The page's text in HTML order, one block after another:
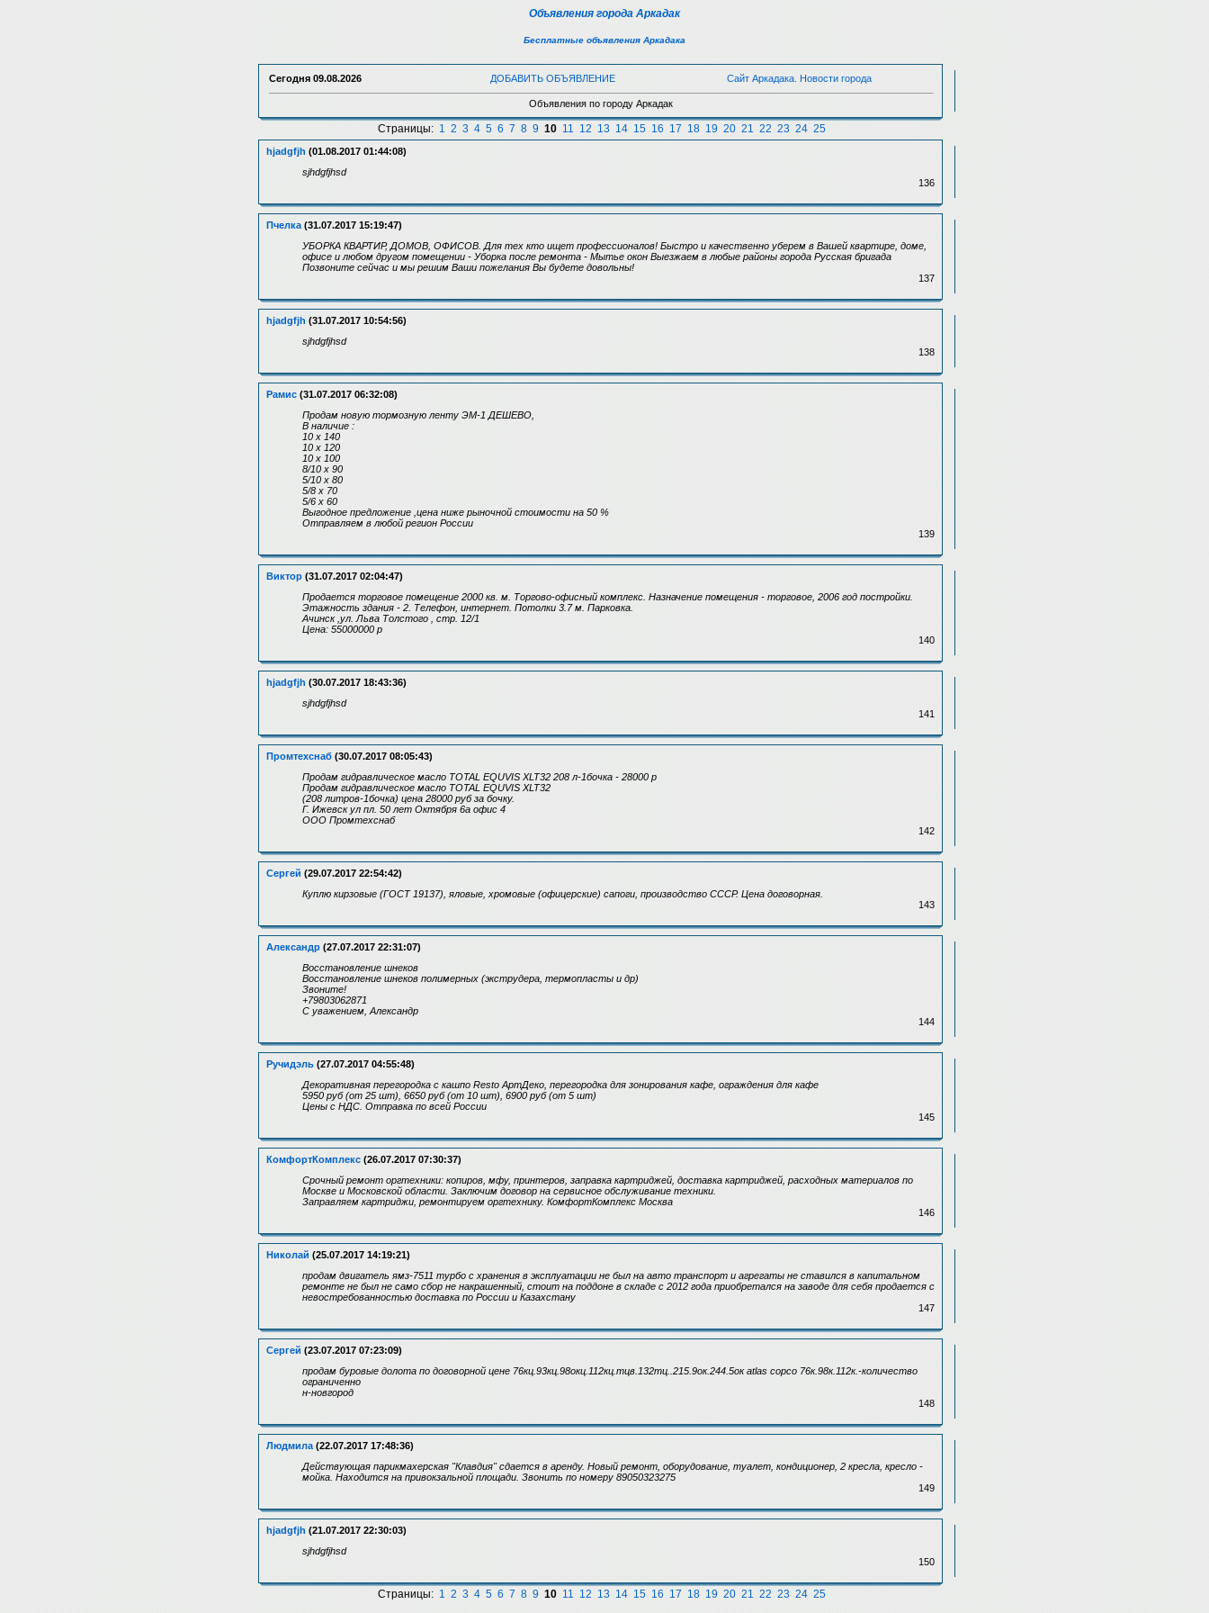
Объявления города Аркадак
Бесплатные объявления Аркадака
Сегодня 09.08.2026 ДОБАВИТЬ ОБЪЯВЛЕНИЕ Сайт Аркадака. Новости города
Объявления по городу Аркадак
Страницы: 1 2 3 4 5 6 7 8 9 10 11 12 13 14 15 16 17 18 19 20 21 22 23 24 25
hjadgfjh (01.08.2017 01:44:08)
sjhdgfjhsd
136
Пчелка (31.07.2017 15:19:47)
УБОРКА КВАРТИР, ДОМОВ, ОФИСОВ. Для тех кто ищет профессионалов! Быстро и качественно уберем в Вашей квартире, доме,
офисе и любом другом помещении - Уборка после ремонта - Мытье окон Выезжаем в любые районы города Русская бригада
Позвоните сейчас и мы решим Ваши пожелания Вы будете довольны!
137
hjadgfjh (31.07.2017 10:54:56)
sjhdgfjhsd
138
Рамис (31.07.2017 06:32:08)
Продам новую тормозную ленту ЭМ-1 ДЕШЕВО,
В наличие :
10 x 140
10 x 120
10 x 100
8/10 x 90
5/10 x 80
5/8 x 70
5/6 x 60
Выгодное предложение ,цена ниже рыночной стоимости на 50 %
Отправляем в любой регион России
139
Виктор (31.07.2017 02:04:47)
Продается торговое помещение 2000 кв. м. Торгово-офисный комплекс. Назначение помещения - торговое, 2006 год постройки.
Этажность здания - 2. Телефон, интернет. Потолки 3.7 м. Парковка.
Ачинск ,ул. Льва Толстого , стр. 12/1
Цена: 55000000 р
140
hjadgfjh (30.07.2017 18:43:36)
sjhdgfjhsd
141
Промтехснаб (30.07.2017 08:05:43)
Продам гидравлическое масло TOTAL EQUVIS XLT32 208 л-1бочка - 28000 р
Продам гидравлическое масло TOTAL EQUVIS XLT32
(208 литров-1бочка) цена 28000 руб за бочку.
Г. Ижевск ул пл. 50 лет Октября 6а офис 4
ООО Промтехснаб
142
Сергей (29.07.2017 22:54:42)
Куплю кирзовые (ГОСТ 19137), яловые, хромовые (офицерские) сапоги, производство СССР. Цена договорная.
143
Александр (27.07.2017 22:31:07)
Восстановление шнеков
Восстановление шнеков полимерных (экструдера, термопласты и др)
Звоните!
+79803062871
С уважением, Александр
144
Ручидэль (27.07.2017 04:55:48)
Декоративная перегородка с кашпо Resto АртДеко, перегородка для зонирования кафе, ограждения для кафе
5950 руб (от 25 шт), 6650 руб (от 10 шт), 6900 руб (от 5 шт)
Цены с НДС. Отправка по всей России
145
КомфортКомплекс (26.07.2017 07:30:37)
Срочный ремонт оргтехники: копиров, мфу, принтеров, заправка картриджей, доставка картриджей, расходных материалов по
Москве и Московской области. Заключим договор на сервисное обслуживание техники.
Заправляем картриджи, ремонтируем оргтехнику. КомфортКомплекс Москва
146
Николай (25.07.2017 14:19:21)
продам двигатель ямз-7511 турбо с хранения в эксплуатации не был на авто транспорт и агрегаты не ставился в капитальном
ремонте не был не само сбор не накрашенный, стоит на поддоне в складе с 2012 года приобретался на заводе для себя продается с
невостребованностью доставка по России и Казахстану
147
Сергей (23.07.2017 07:23:09)
продам буровые долота по договорной цене 76кц.93кц.98окц.112кц.тцв.132тц..215.9ок.244.5ок atlas copco 76к.98к.112к.-количество
ограниченно
н-новгород
148
Людмила (22.07.2017 17:48:36)
Действующая парикмахерская "Клавдия" сдается в аренду. Новый ремонт, оборудование, туалет, кондиционер, 2 кресла, кресло -
мойка. Находится на привокзальной площади. Звонить по номеру 89050323275
149
hjadgfjh (21.07.2017 22:30:03)
sjhdgfjhsd
150
Страницы: 1 2 3 4 5 6 7 8 9 10 11 12 13 14 15 16 17 18 19 20 21 22 23 24 25